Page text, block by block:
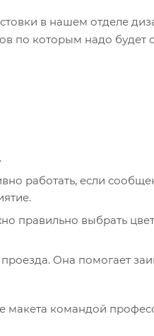
в нашем отделе
по которым надо будет
работать, если
правильно выбрать
Она помогает
макета командой